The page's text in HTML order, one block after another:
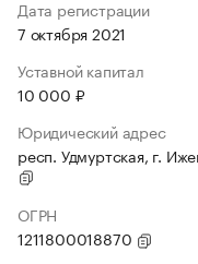
Дата регистрации
7 октября 2021
Уставной капитал
10 000 ₽
Юридический адрес
респ. Удмуртская, г.
ОГРН
1211800018870